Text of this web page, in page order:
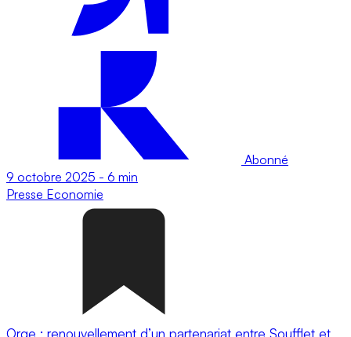
Abonné
9 octobre 2025 - 6 min
Presse Economie
Orge : renouvellement d’un partenariat entre Soufflet et